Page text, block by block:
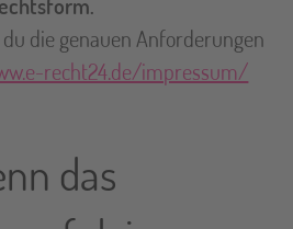
die genauen Anforderungen
recht24.de/impressum/
das